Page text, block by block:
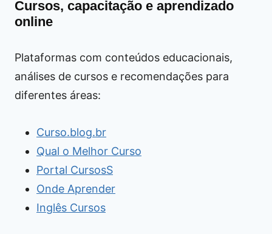
Cursos, capacitação e aprendizado
online
Plataformas com conteúdos educacionais,
análises de cursos e recomendações para
diferentes áreas:
Curso.blog.br
Qual o Melhor Curso
Portal CursosS
Onde Aprender
Inglês Cursos